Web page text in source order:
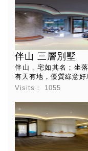
伴山 三層別墅
伴山，宅如其名；坐
有天有地，優質綠意
Visits： 1055